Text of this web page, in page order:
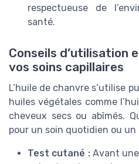
respectueuse de
santé.
Conseils d’utilisation
vos soins capillaires
L’huile de chanvre s’utilise
huiles végétales comme
cheveux secs ou abîmés.
pour un soin quotidien ou un
Test cutané :Avant